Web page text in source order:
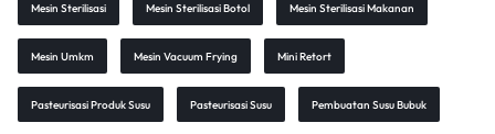
Mesin Sterilisasi Mesin Sterilisasi Botol Mesin Sterilisasi Makanan
Mesin Umkm Mesin Vacuum Frying Mini Retort
Pasteurisasi Produk Susu Pasteurisasi Susu Pembuatan Susu Bubuk